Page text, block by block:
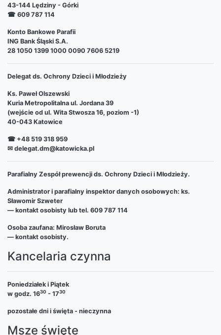
43-144 Lędziny - Górki
☎ 609 787 114
Konto Bankowe Parafii
ING Bank Śląski S.A.
28 1050 1399 1000 0090 7606 5219
Delegat ds. Ochrony Dzieci i Młodzieży
Ks. Paweł Olszewski
Kuria Metropolitalna ul. Jordana 39
(wejście od ul. Wita Stwosza 16, poziom -1)
40-043 Katowice
☎ +48 519 318 959
✉ delegat.dm@katowicka.pl
Parafialny Zespół prewencji ds. Ochrony Dzieci i Młodzieży.
Administrator i parafialny inspektor danych osobowych: ks.
Sławomir Szweter
— kontakt osobisty lub tel. 609 787 114
Osoba zaufana: Mirosław Boruta
— kontakt osobisty.
Kancelaria czynna
Poniedziałek i Piątek
w godz. 1630 - 1730
pozostałe dni i święta - nieczynna
Msze święte